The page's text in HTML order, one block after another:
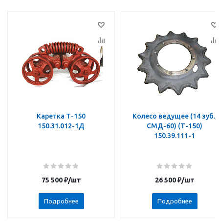
Каретка Т-150
150.31.012-1Д
75 500₽/шт
Подробнее
Колесо ведущее (14 зуб.,
СМД-60) (Т-150)
150.39.111-1
26 500₽/шт
Подробнее